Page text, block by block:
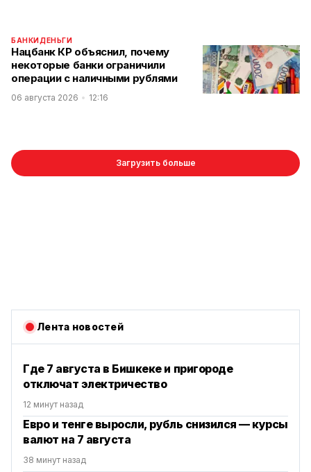
БАНКИДЕНЬГИ
Нацбанк КР объяснил, почему
некоторые банки ограничили
операции с наличными рублями
06 августа 2026 12:16
Загрузить больше
Лента новостей
Где 7 августа в Бишкеке и пригороде
отключат электричество
12 минут назад
Евро и тенге выросли, рубль снизился — курсы
валют на 7 августа
38 минут назад